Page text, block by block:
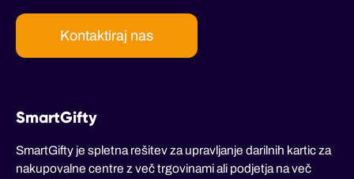
Kontaktiraj nas
SmartGifty
SmartGifty je spletna rešitev za upravljanje darilnih kartic za
nakupovalne centre z več trgovinami ali podjetja na več